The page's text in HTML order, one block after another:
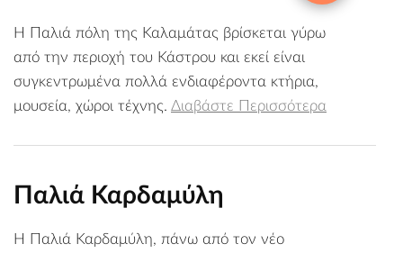
Η Παλιά πόλη της Καλαμάτας βρίσκεται γύρω
από την περιοχή του Κάστρου και εκεί είναι
συγκεντρωμένα πολλά ενδιαφέροντα κτήρια,
μουσεία, χώροι τέχνης. Διαβάστε Περισσότερα
Παλιά Καρδαμύλη
Η Παλιά Καρδαμύλη, πάνω από τον νέο